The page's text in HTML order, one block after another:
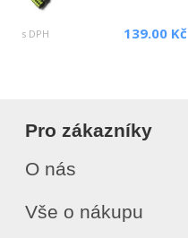
s DPH 139.00 Kč
Pro zákazníky
O nás
Vše o nákupu